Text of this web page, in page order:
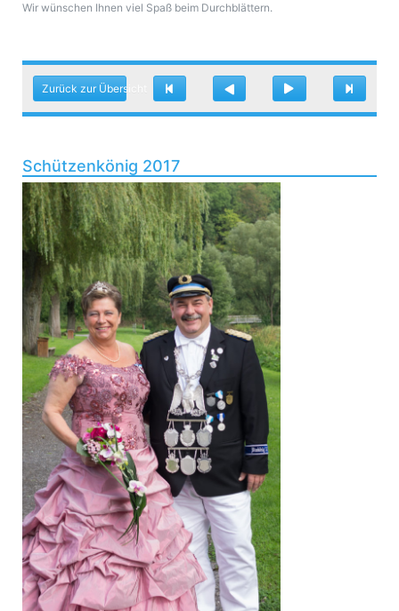
Wir wünschen Ihnen viel Spaß beim Durchblättern.
Zurück zur Übersicht
Schützenkönig 2017